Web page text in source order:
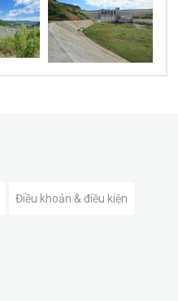
Điều khoản & điều kiện